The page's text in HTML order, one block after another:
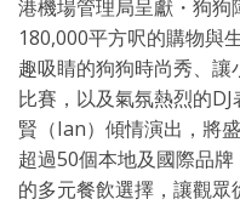
港機場管理局呈獻・狗
180,000平方呎的購物與
趣吸睛的狗狗時尚秀、
比賽，以及氣氛熱烈的
賢（Ian）傾情演出，將
超過50個本地及國際品
的多元餐飲選擇，讓觀